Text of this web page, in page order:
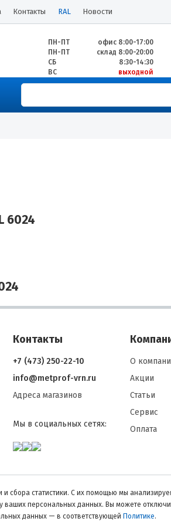
Контакты RAL Новости
ПН-ПТ
офис 8:00-17:00
ПН-ПТ
склад 8:00-20:00
СБ
8:30-14:30
ВС
выходной
6024
Контакты
+7 (473) 250-22-10
info@metprof-vrn.ru
Адреса магазинов
Мы в социальных сетях:
О
Акции
Статьи
Сервис
Оплата
сбора статистики. С их помощью мы
ваших персональных данных. Вы можете
данных — в соответствующей Политике.